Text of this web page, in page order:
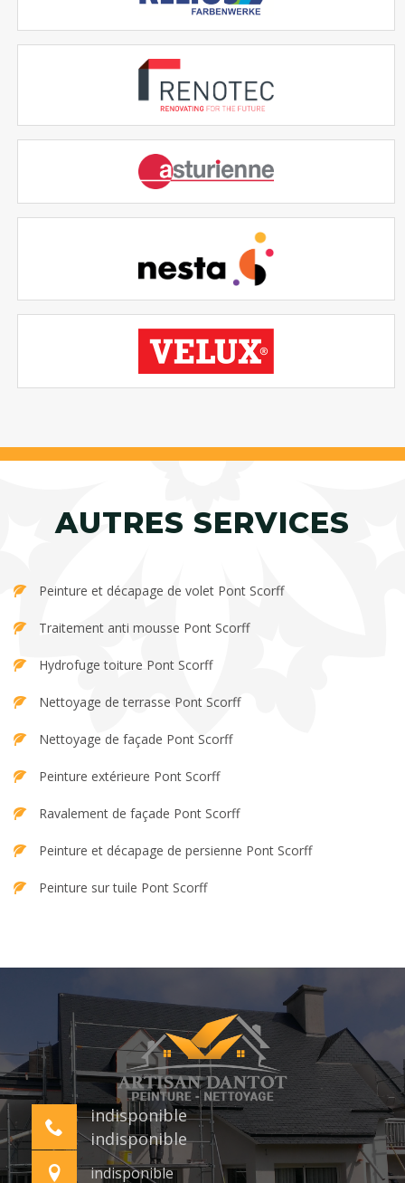
AUTRES SERVICES
Peinture et décapage de volet Pont Scorff
Traitement anti mousse Pont Scorff
Hydrofuge toiture Pont Scorff
Nettoyage de terrasse Pont Scorff
Nettoyage de façade Pont Scorff
Peinture extérieure Pont Scorff
Ravalement de façade Pont Scorff
Peinture et décapage de persienne Pont Scorff
Peinture sur tuile Pont Scorff
indisponible
indisponible
indisponible